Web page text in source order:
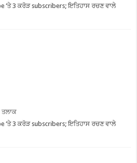
’ਤੇ 3 ਕਰੋੜ subscribers; ਇਤਿਹਾਸ ਰਚਣ ਵਾਲੇ
ਤਲਾਕ
’ਤੇ 3 ਕਰੋੜ subscribers; ਇਤਿਹਾਸ ਰਚਣ ਵਾਲੇ